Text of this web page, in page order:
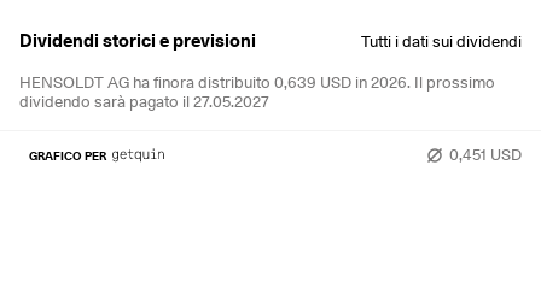
Dividendi storici e previsioni Tutti i dati sui dividendi
HENSOLDT AG ha finora distribuito 0,639 USD in 2026. Il prossimo
dividendo sarà pagato il 27.05.2027
0,451 USD
GRAFICO PER